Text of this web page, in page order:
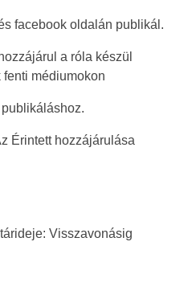
facebook oldalán publikál.
a róla készül
médiumokon
Érintett hozzájárulása
Visszavonásig